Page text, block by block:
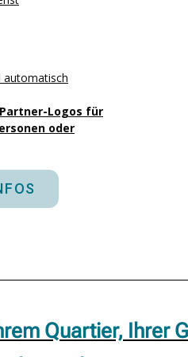
automatisch
Logos für
oder
Quartier, Ihrer